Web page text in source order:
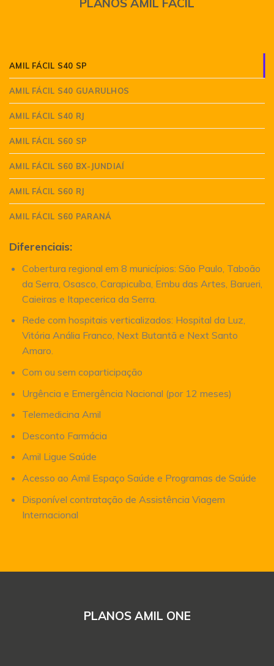
PLANOS AMIL FÁCIL
AMIL FÁCIL S40 SP
AMIL FÁCIL S40 GUARULHOS
AMIL FÁCIL S40 RJ
AMIL FÁCIL S60 SP
AMIL FÁCIL S60 BX-JUNDIAÍ
AMIL FÁCIL S60 RJ
AMIL FÁCIL S60 PARANÁ
Diferenciais:
Cobertura regional em 8 municípios: São Paulo, Taboão
da Serra, Osasco, Carapicuíba, Embu das Artes, Barueri,
Caieiras e Itapecerica da Serra.
Rede com hospitais verticalizados: Hospital da Luz,
Vitória Anália Franco, Next Butantã e Next Santo
Amaro.
Com ou sem coparticipação
Urgência e Emergência Nacional (por 12 meses)
Telemedicina Amil
Desconto Farmácia
Amil Ligue Saúde
Acesso ao Amil Espaço Saúde e Programas de Saúde
Disponível contratação de Assistência Viagem
Internacional
PLANOS AMIL ONE